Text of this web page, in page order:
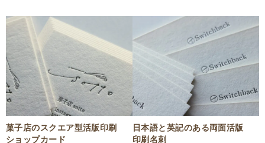
種類は両面1色の活版印刷での
お名刺となります。 1種類とも
印圧具合は合わせるよう調整し
ています。 仕様..
DICの特色指定、もう片面は箔
押しで箔色は消し金のNO.111を
指定頂きました。 仕様 商品：
名刺 サイ..
菓子店のスクエア型活版印刷
ショップカード
日本語と英記のある両面活版
印刷名刺